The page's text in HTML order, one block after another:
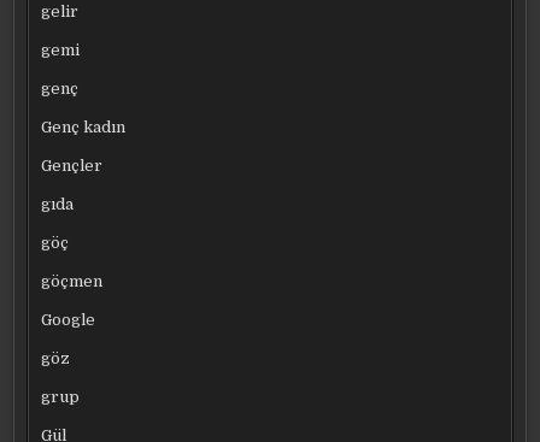
gelir
gemi
genç
Genç kadın
Gençler
gıda
göç
göçmen
Google
göz
grup
Gül